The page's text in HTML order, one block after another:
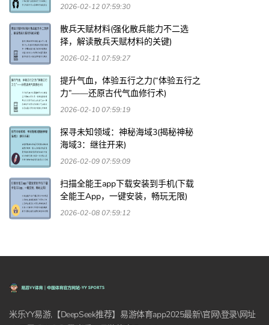
2026-02-12 07:59:30
散兵天赋材料(强化散兵能力不二选
择，解读散兵天赋材料的关键)
2026-02-11 07:59:27
提升气血，体验五行之力(“体验五行之
力”——还原古代气血修行术)
2026-02-10 07:59:19
探寻未知领域：神秘海域3(揭秘神秘
海域3：继往开来)
2026-02-09 07:59:09
扫描全能王app下载安装到手机(下载
全能王App，一键安装，畅玩无限)
2026-02-08 07:59:12
米乐YY易游,【DeepSeek推荐】易游体育app2025最新\官网\登录\网址